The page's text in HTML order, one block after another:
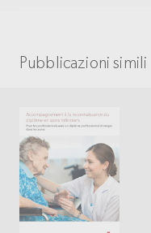
Pubblicazioni simili